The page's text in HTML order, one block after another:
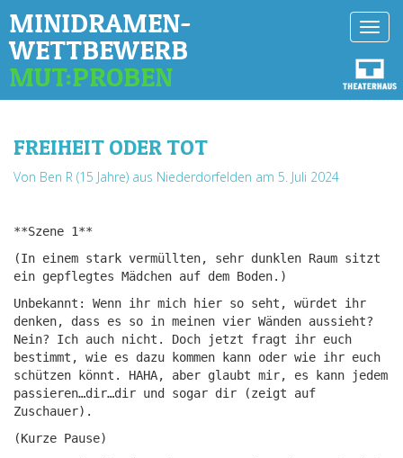
MINIDRAMEN-
WETTBEWERB
MUT:PROBEN
FREIHEIT ODER TOT
Von Ben R (15 Jahre) aus Niederdorfelden am 5. Juli 2024
**Szene 1**
(In einem stark vermüllten, sehr dunklen Raum sitzt
ein gepflegtes Mädchen auf dem Boden.)
Unbekannt: Wenn ihr mich hier so seht, würdet ihr
denken, dass es so in meinen vier Wänden aussieht?
Nein? Ich auch nicht. Doch jetzt fragt ihr euch
bestimmt, wie es dazu kommen kann oder wie ihr euch
schützen könnt. HAHA, aber glaubt mir, es kann jedem
passieren…dir…dir und sogar dir (zeigt auf
Zuschauer).
(Kurze Pause)